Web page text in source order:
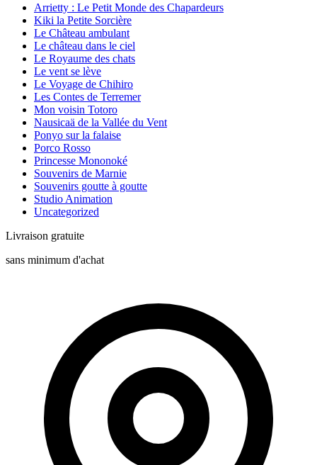
Arrietty : Le Petit Monde des Chapardeurs
Kiki la Petite Sorcière
Le Château ambulant
Le château dans le ciel
Le Royaume des chats
Le vent se lève
Le Voyage de Chihiro
Les Contes de Terremer
Mon voisin Totoro
Nausicaä de la Vallée du Vent
Ponyo sur la falaise
Porco Rosso
Princesse Mononoké
Souvenirs de Marnie
Souvenirs goutte à goutte
Studio Animation
Uncategorized
Livraison gratuite
sans minimum d'achat